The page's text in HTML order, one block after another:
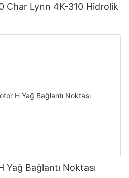
Char Lynn 4K-310 Hidrolik
Bağlantı Noktası